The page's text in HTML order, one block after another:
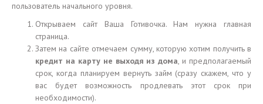
пользователь начального уровня.
Открываем сайт Ваша Готивочка. Нам нужна главная
страница.
Затем на сайте отмечаем сумму, которую хотим получить в
кредит на карту не выходя из дома, и предполагаемый
срок, когда планируем вернуть займ (сразу скажем, что у
вас будет возможность продлевать этот срок при
необходимости).